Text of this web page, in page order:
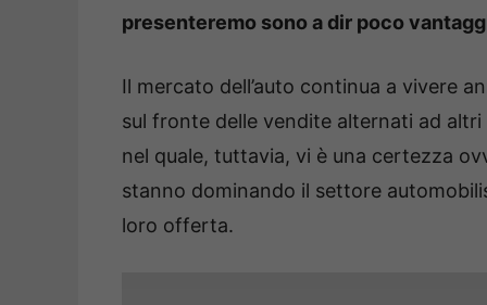
presenteremo sono a dir poco
Il mercato dell’auto continua a vivere
sul fronte delle vendite alternati ad
nel quale, tuttavia, vi è una certezza
stanno dominando il settore
loro offerta.